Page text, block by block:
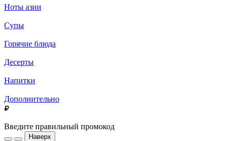
Ноты азии
Супы
Горячие блюда
Десерты
Напитки
Дополнительно
Введите правильный промокод
Наверх